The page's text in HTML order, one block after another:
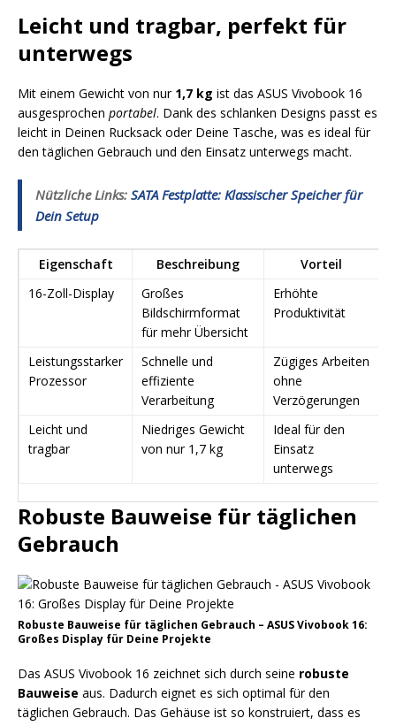
Leicht und tragbar, perfekt für
unterwegs
Mit einem Gewicht von nur 1,7 kg ist das ASUS Vivobook 16
ausgesprochen portabel. Dank des schlanken Designs passt es
leicht in Deinen Rucksack oder Deine Tasche, was es ideal für
den täglichen Gebrauch und den Einsatz unterwegs macht.
Nützliche Links: SATA Festplatte: Klassischer Speicher für
Dein Setup
Eigenschaft Beschreibung
Vorteil
16-Zoll-Display
Großes
Bildschirmformat
für mehr Übersicht
Erhöhte
Produktivität
Leistungsstarker
Prozessor
Schnelle und
effiziente
Verarbeitung
Zügiges Arbeiten
ohne
Verzögerungen
Leicht und
tragbar
Niedriges Gewicht
von nur 1,7 kg
Ideal für den
Einsatz
unterwegs
Robuste Bauweise für täglichen
Gebrauch
Robuste Bauweise für täglichen Gebrauch – ASUS Vivobook 16:
Großes Display für Deine Projekte
Das ASUS Vivobook 16 zeichnet sich durch seine robuste
Bauweise aus. Dadurch eignet es sich optimal für den
täglichen Gebrauch. Das Gehäuse ist so konstruiert, dass es